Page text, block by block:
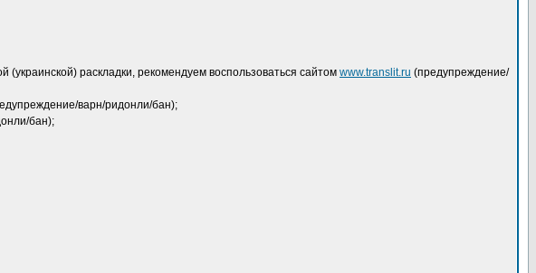
(украинской) раскладки, рекомендуем воспользоваться сайтом www.translit.ru (предупреждение/
варн/ридонли/бан);
бан);